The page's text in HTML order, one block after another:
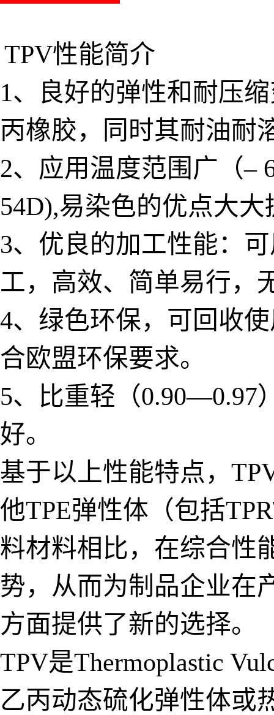
TPV性能简介
1、良好的弹性和耐压
丙橡胶，同时其耐油耐
2、应用温度范围广（
54D),易染色的优点大
3、优良的加工性能：
工，高效、简单易行，
4、绿色环保，可回收
合欧盟环保要求。
5、比重轻（0.90—0.97
好。
基于以上性能特点，
他TPE弹性体（包括
料材料相比，在综合性
势，从而为制品企业在
方面提供了新的选择。
TPV是Thermoplastic
乙丙动态硫化弹性体或